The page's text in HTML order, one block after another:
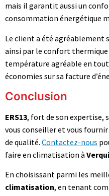
mais il garantit aussi un
consommation énergétique
Le client a été agréablement
ainsi par le confort
température agréable en
économies sur sa facture
Conclusion
ERS13, fort de son expertise,
vous conseiller et vous
de qualité. Contactez-nous
faire en climatisation à
En choisissant parmi les
climatisation, en tenant